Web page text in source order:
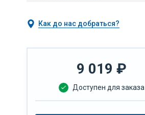
Как до нас добраться?
9 019 ₽
Доступен для заказа